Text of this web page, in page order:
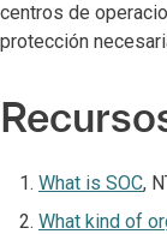
centros de
protección
What is SOC,
What kind of